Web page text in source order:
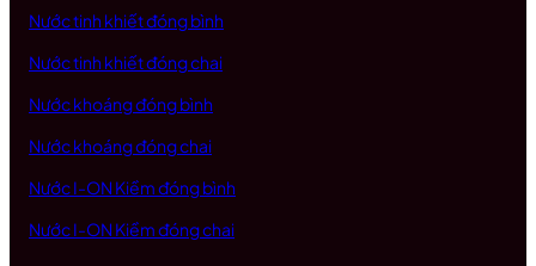
Nước tinh khiết đóng bình
Nước tinh khiết đóng chai
Nước khoáng đóng bình
Nước khoáng đóng chai
Nước I-ON Kiềm đóng bình
Nước I-ON Kiềm đóng chai